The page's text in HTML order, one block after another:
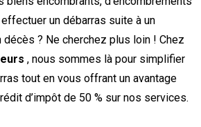
un débarras suite à un
décès ? Ne cherchez plus loin ! Chez
, nous sommes là pour simplifier
tout en vous offrant un avantage
d’impôt de 50 % sur nos services.